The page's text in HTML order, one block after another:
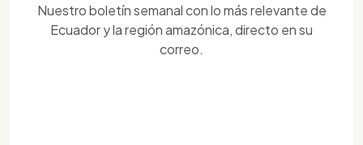
Nuestro boletín semanal con lo más relevante de
Ecuador y la región amazónica, directo en su
correo.